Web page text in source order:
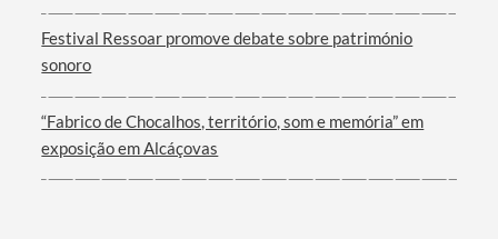
Festival Ressoar promove debate sobre património
sonoro
“Fabrico de Chocalhos, território, som e memória” em
exposição em Alcáçovas